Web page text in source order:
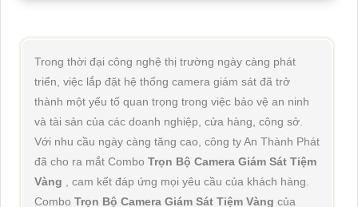
Trong thời đại công nghệ thị trường ngày càng phát
triển, việc lắp đặt hệ thống camera giám sát đã trở
thành một yếu tố quan trọng trong việc bảo vệ an ninh
và tài sản của các doanh nghiệp, cửa hàng, công sở.
Với nhu cầu ngày càng tăng cao, công ty An Thành Phát
đã cho ra mắt Combo Trọn Bộ Camera Giám Sát Tiệm
Vàng , cam kết đáp ứng mọi yêu cầu của khách hàng.
Combo Trọn Bộ Camera Giám Sát Tiệm Vàng của